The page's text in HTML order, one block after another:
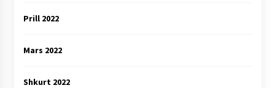
Prill 2022
Mars 2022
Shkurt 2022